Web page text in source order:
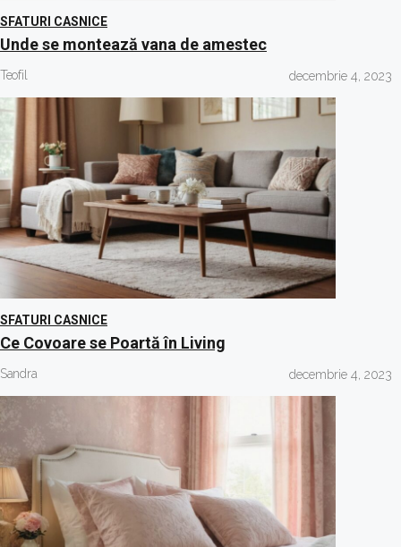
SFATURI CASNICE
Unde se montează vana de amestec
Teofil decembrie 4, 2023
SFATURI CASNICE
Ce Covoare se Poartă în Living
Sandra decembrie 4, 2023